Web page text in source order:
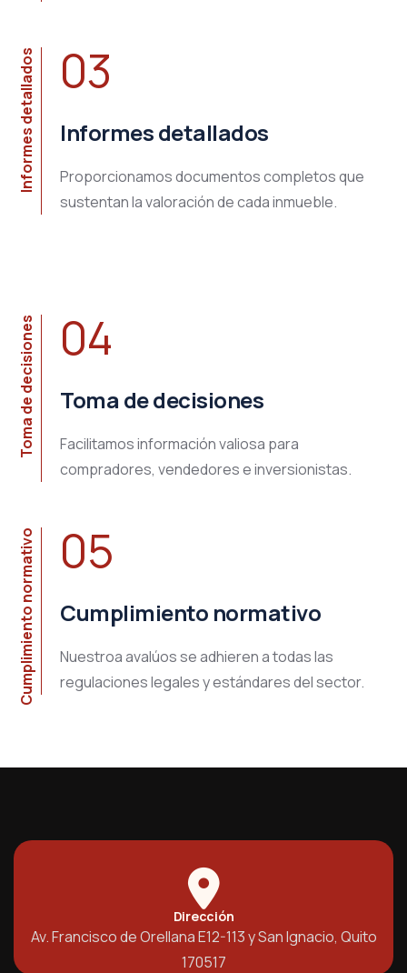
Informes detallados 03
Informes detallados
Proporcionamos documentos completos que
sustentan la valoración de cada inmueble.
Toma de decisiones 04
Toma de decisiones
Facilitamos información valiosa para
compradores, vendedores e inversionistas.
Cumplimiento normativo 05
Cumplimiento normativo
Nuestroa avalúos se adhieren a todas las
regulaciones legales y estándares del sector.
Dirección
Av. Francisco de Orellana E12-113 y San Ignacio, Quito
170517